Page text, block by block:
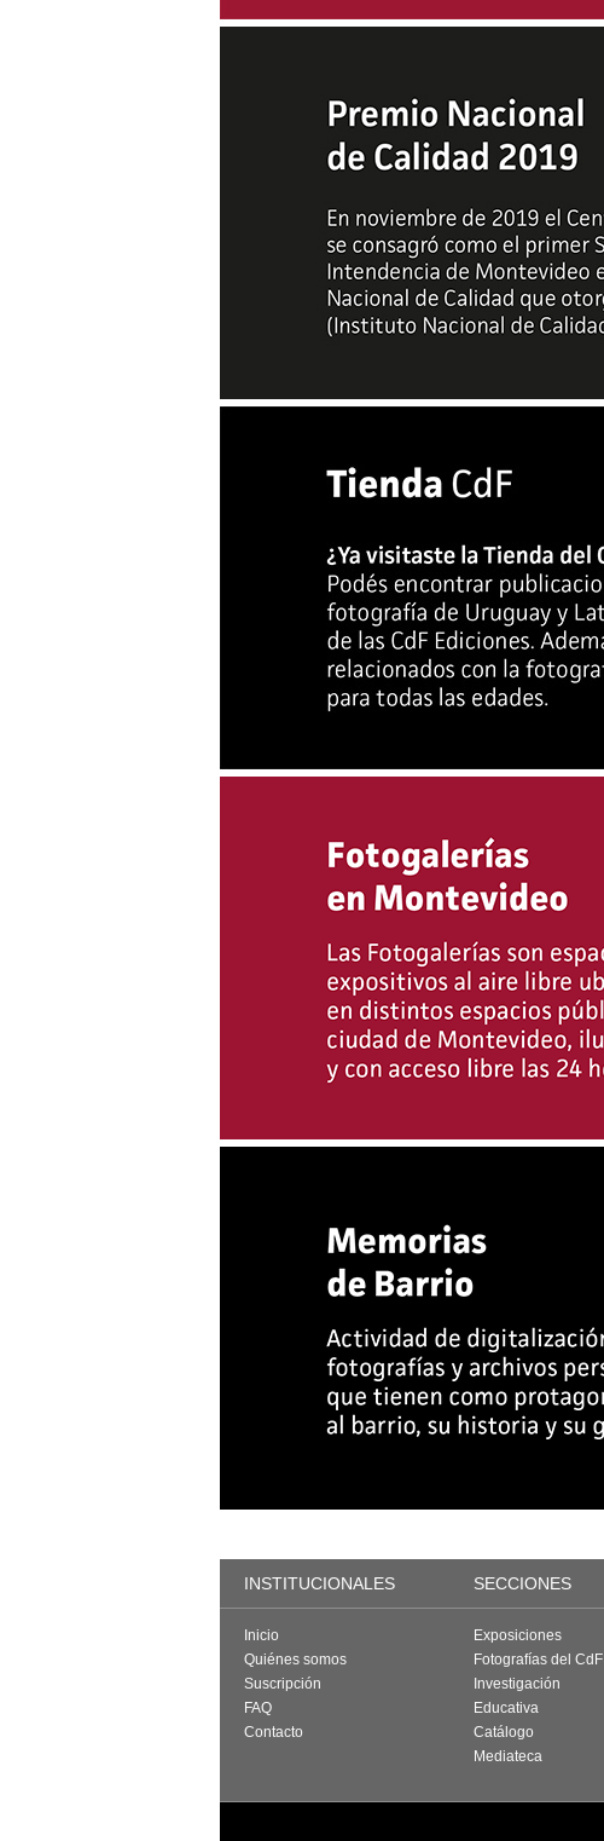
INSTITUCIONALES SECCIONES
Inicio
Quiénes somos
Suscripción
FAQ
Contacto
Exposiciones
Fotografías del CdF
Investigación
Educativa
Catálogo
Mediateca